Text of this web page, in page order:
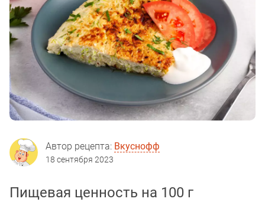
Автор рецепта: Вкуснофф
18 сентября 2023
Пищевая ценность на 100 г